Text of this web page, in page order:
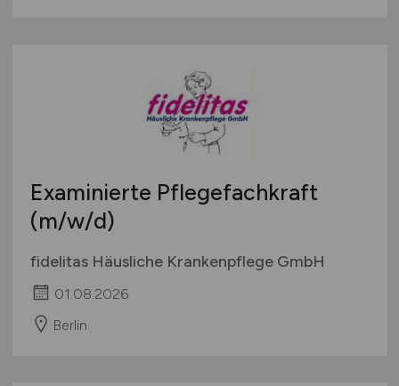
Examinierte Pflegefachkraft
(m/w/d)
fidelitas Häusliche Krankenpflege GmbH
01.08.2026
Berlin